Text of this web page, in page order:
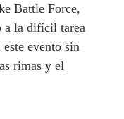
Battle Force,
a la difícil tarea
evento sin
rimas y el